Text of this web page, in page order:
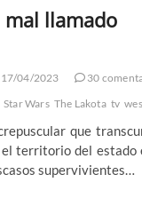
mal llamado
17/04/2023
30
Star Wars The Lakota tv
que
territorio del estado
supervivientes…